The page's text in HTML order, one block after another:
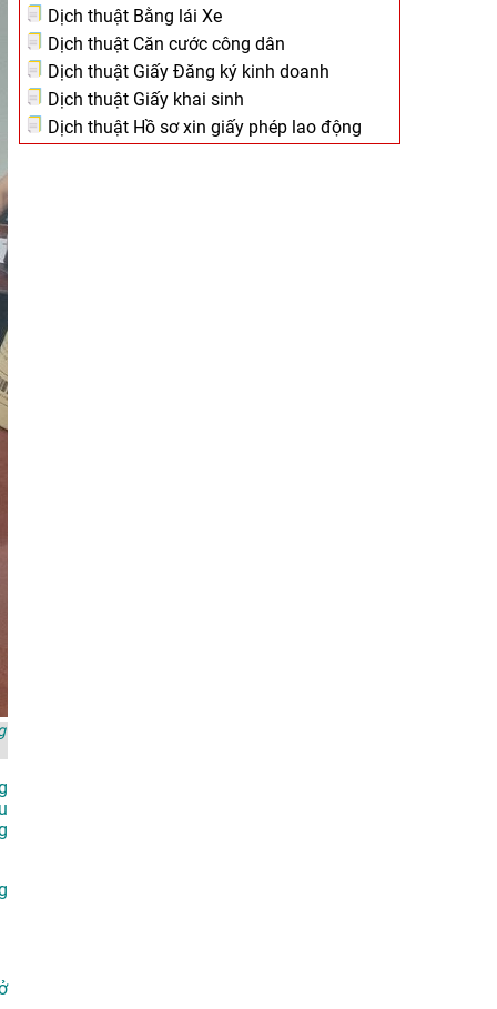
Dịch thuật Bằng lái Xe
Dịch thuật Căn cước công dân
Dịch thuật Giấy Đăng ký kinh doanh
Dịch thuật Giấy khai sinh
Dịch thuật Hồ sơ xin giấy phép lao động